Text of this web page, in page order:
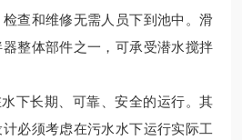
查和维修无需人员下到池中。滑
整体部件之一，可承受潜水搅拌
下长期、可靠、安全的运行。其
必须考虑在污水水下运行实际工